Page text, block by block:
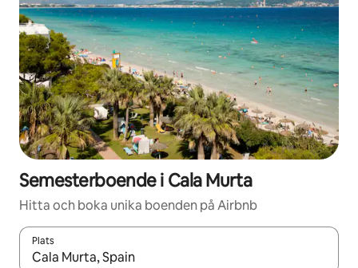
Semesterboende i Cala Murta
Hitta och boka unika boenden på Airbnb
Plats
När resultaten är tillgängliga kan du navigera med upp- och